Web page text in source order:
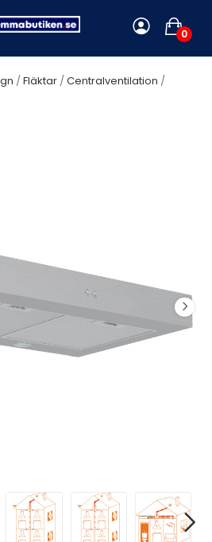
0
Fläktar
Centralventilation